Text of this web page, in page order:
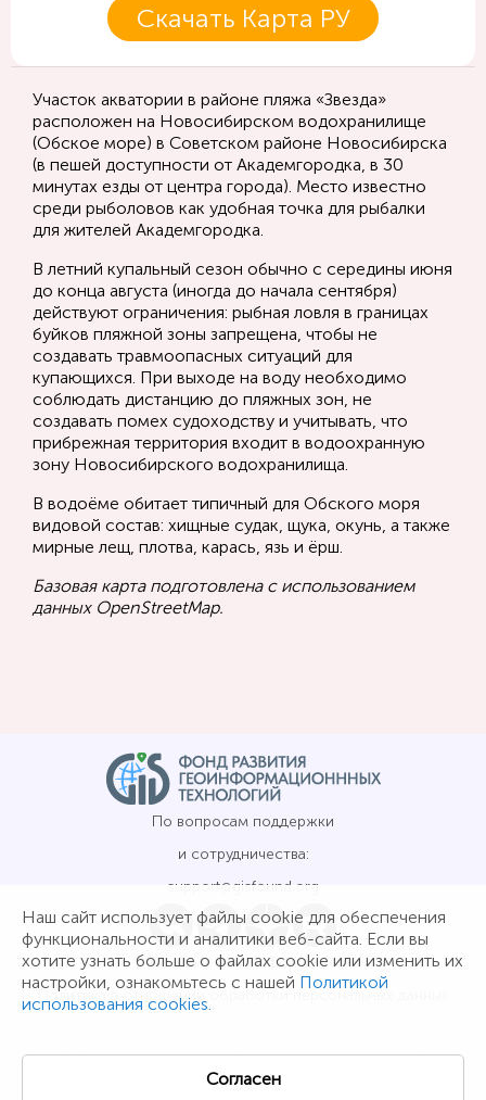
Скачать Карта РУ
Участок акватории в районе пляжа «Звезда»
расположен на Новосибирском водохранилище
(Обское море) в Советском районе Новосибирска
(в пешей доступности от Академгородка, в 30
минутах езды от центра города). Место известно
среди рыболовов как удобная точка для рыбалки
для жителей Академгородка.
В летний купальный сезон обычно с середины июня
до конца августа (иногда до начала сентября)
действуют ограничения: рыбная ловля в границах
буйков пляжной зоны запрещена, чтобы не
создавать травмоопасных ситуаций для
купающихся. При выходе на воду необходимо
соблюдать дистанцию до пляжных зон, не
создавать помех судоходству и учитывать, что
прибрежная территория входит в водоохранную
зону Новосибирского водохранилища.
В водоёме обитает типичный для Обского моря
видовой состав: хищные судак, щука, окунь, а также
мирные лещ, плотва, карась, язь и ёрш.
Базовая карта подготовлена с использованием
данных OpenStreetMap.
Наш сайт использует файлы cookie для обеспечения
функциональности и аналитики веб-сайта. Если вы
хотите узнать больше о файлах cookie или изменить их
настройки, ознакомьтесь с нашей Политикой
использования cookies.
Согласен
По вопросам поддержки
и сотрудничества:
support@gisfound.org
Юридическая информация
Политика в отношении обработки персональных данных
© Фонд развития геоинформационных технологий